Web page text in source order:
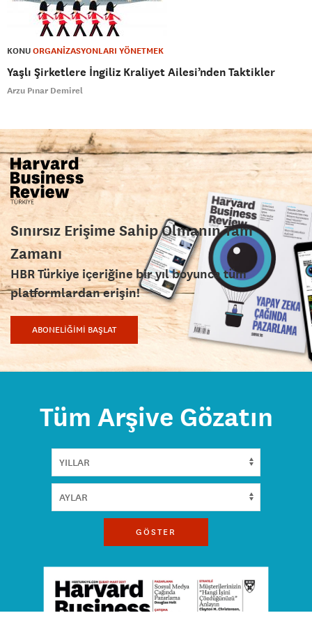
KONUORGANİZASYONLARI YÖNETMEK
Yaşlı Şirketlere İngiliz Kraliyet Ailesi’nden Taktikler
Arzu Pınar Demirel
Sınırsız Erişime Sahip Olmanın Tam
Zamanı
HBR Türkiye içeriğine bir yıl boyunca tüm
platformlardan erişin!
ABONELİĞİMİ BAŞLAT
Tüm Arşive Gözatın
GÖSTER